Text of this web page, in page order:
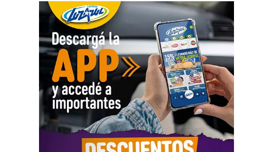
Paleontología, Profesorado de Nivel Medio y Superior en
Biología, Tecnicatura Universitaria en Hidrocarburos,
Tecnicatura Superior en Mantenimiento Industrial y
Tecnicatura Universitaria en Enología, Bebidas
Fermentadas y Destiladas.
Por consultas, comunicarse
vidaestudiantil.avyvm@unrn.edu.ar,
Fundación YPF dirá presente